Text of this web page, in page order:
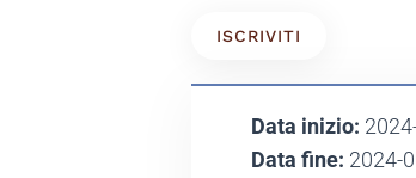
ISCRIVITI
Data inizio:
Data fine: 2024-